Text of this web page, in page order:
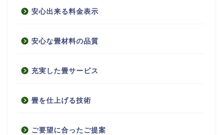
安心出来る料金表示
安心な畳材料の品質
充実した畳サービス
畳を仕上げる技術
ご要望に合ったご提案